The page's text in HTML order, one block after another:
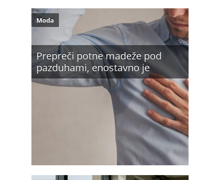
Prepreči potne madeže pod
pazduhami, enostavno je
Moda